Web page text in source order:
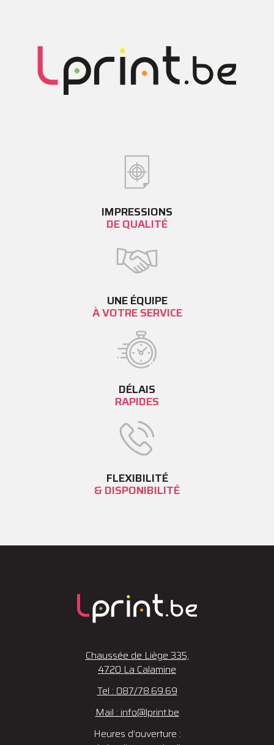
IMPRESSIONS
DE QUALITÉ
UNE ÉQUIPE
À VOTRE SERVICE
DÉLAIS
RAPIDES
FLEXIBILITÉ
& DISPONIBILITÉ
Chaussée de Liège 335,
4720 La Calamine
Tel : 087/78.69.69
Mail : info@lprint.be
Heures d’ouverture :